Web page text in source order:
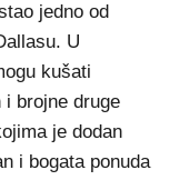
jedno od
U
kušati
brojne druge
je dodan
i bogata ponuda